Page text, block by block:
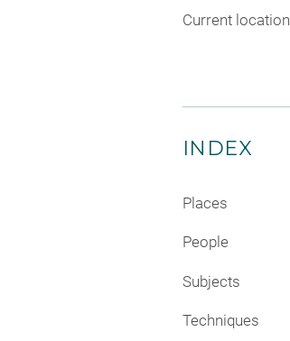
Current location
INDEX
Places
People
Subjects
Techniques